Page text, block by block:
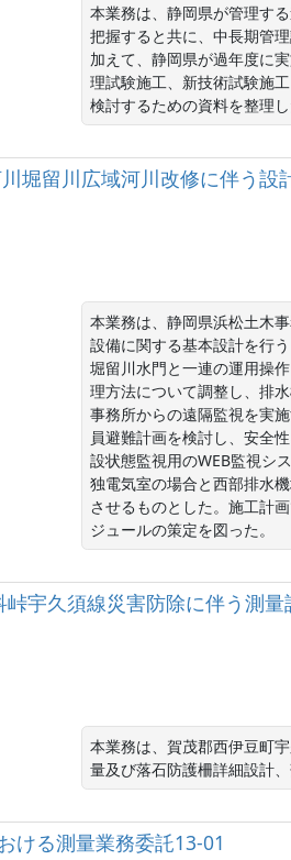
本業務は、静岡県が管理す
把握すると共に、中長期管
加えて、静岡県が過年度に
理試験施工、新技術試験施
検討するための資料を整理し
堀留川広域河川改修に伴う設
本業務は、静岡県浜松土木
設備に関する基本設計を行
堀留川水門と一連の運用操
理方法について調整し、排
事務所からの遠隔監視を実
員避難計画を検討し、安全
設状態監視用のWEB監視シ
独電気室の場合と西部排水
させるものとした。施工計
ジュールの策定を図った。
宇久須線災害防除に伴う測
本業務は、賀茂郡西伊豆町
量及び落石防護柵詳細設計
る測量業務委託13-01